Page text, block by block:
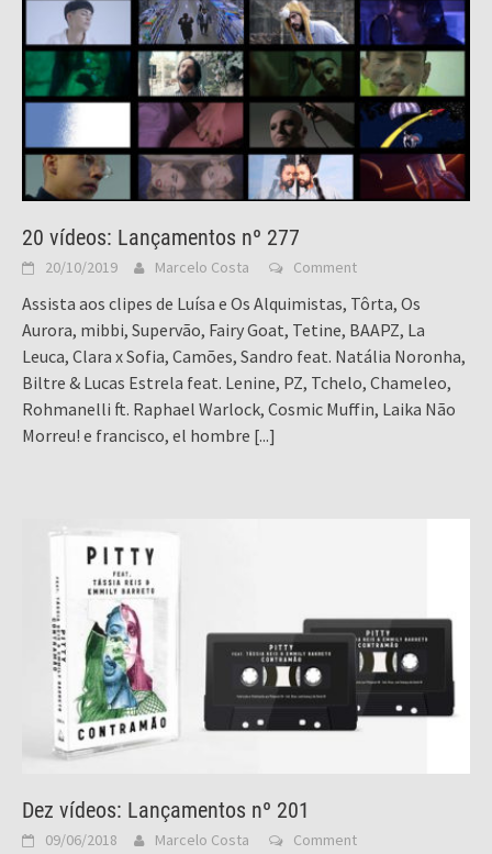
20 vídeos: Lançamentos nº 277
20/10/2019 Marcelo Costa Comment
Assista aos clipes de Luísa e Os Alquimistas, Tôrta, Os
Aurora, mibbi, Supervão, Fairy Goat, Tetine, BAAPZ, La
Leuca, Clara x Sofia, Camões, Sandro feat. Natália Noronha,
Biltre & Lucas Estrela feat. Lenine, PZ, Tchelo, Chameleo,
Rohmanelli ft. Raphael Warlock, Cosmic Muffin, Laika Não
Morreu! e francisco, el hombre [...]
Dez vídeos: Lançamentos nº 201
09/06/2018 Marcelo Costa Comment